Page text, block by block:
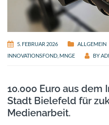
5. FEBRUAR 2026 ALLGEMEIN
INNOVATIONSFOND MNGE BY
10.000 Euro aus
Stadt Bielefeld für
Medienarbeit.